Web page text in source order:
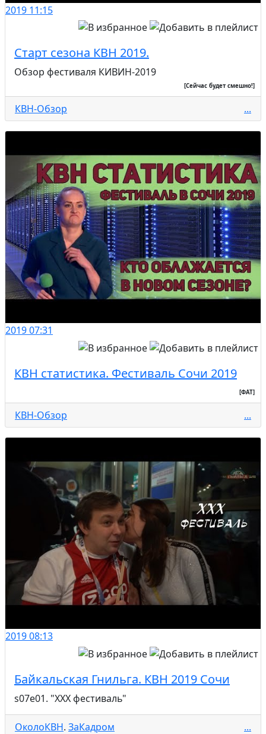
2019 11:15
Старт сезона КВН 2019.
Обзор фестиваля КИВИН-2019
[Сейчас будет смешно!]
КВН-Обзор ...
201907:31
КВН статистика. Фестиваль Сочи 2019
[ФАТ]
КВН-Обзор ...
201908:13
Байкальская Гнильга. КВН 2019 Сочи
s07e01. "ХХХ фестиваль"
ОколоКВН. ЗаКадром ...